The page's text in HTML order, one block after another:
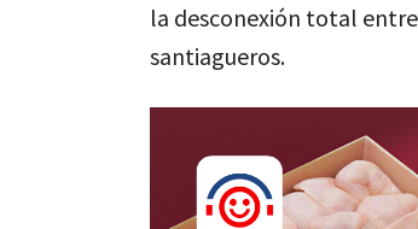
la desconexión total
santiagueros.